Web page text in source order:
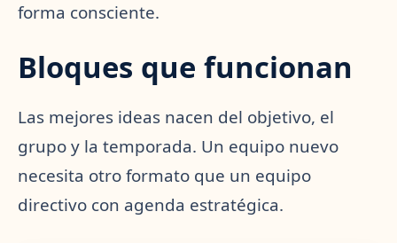
forma consciente.
Bloques que funcionan
Las mejores ideas nacen del objetivo, el
grupo y la temporada. Un equipo nuevo
necesita otro formato que un equipo
directivo con agenda estratégica.